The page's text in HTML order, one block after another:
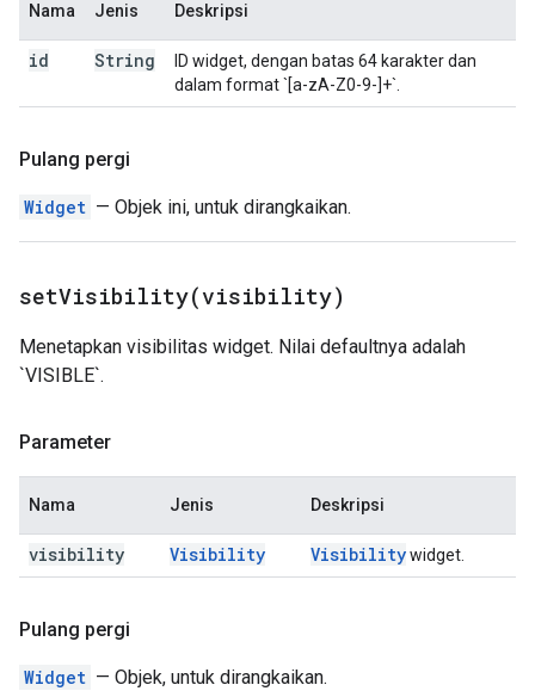
Nama Jenis Deskripsi
id String
ID widget, dengan batas 64 karakter dan
dalam format `[a-zA-Z0-9-]+`.
Pulang pergi
Widget — Objek ini, untuk dirangkaikan.
setVisibility(visibility)
Menetapkan visibilitas widget. Nilai defaultnya adalah
`VISIBLE`.
Parameter
Nama Jenis Deskripsi
visibility Visibility Visibilitywidget.
Pulang pergi
Widget — Objek, untuk dirangkaikan.